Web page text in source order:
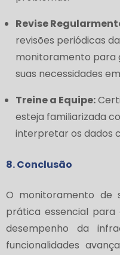
Revise
revisões periódicas
monitoramento para
suas necessidades
Treine a Equipe:
esteja familiarizada
interpretar os dados
8. Conclusão
O monitoramento de
prática essencial para
desempenho da
funcionalidades